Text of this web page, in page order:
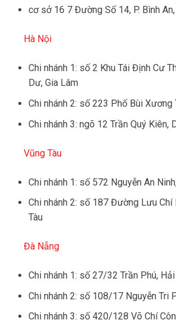
cơ sở 16 7 Đường Số 14, P. Bình
Hà Nội
Chi nhánh 1: số 2 Khu Tái Định Cư
Dư, Gia Lâm
Chi nhánh 2: số 223 Phố Bùi Xương
Chi nhánh 3: ngõ 12 Trần Quý Kiên,
Vũng Tàu
Chi nhánh 1: số 572 Nguyễn An
Chi nhánh 2: số 187 Đường Lưu Chí
Tàu
Đà Nẵng
Chi nhánh 1: số 27/32 Trần Phú, Hải
Chi nhánh 2: số 108/17 Nguyễn Tri
Chi nhánh 3: số 420/128 Võ Chí